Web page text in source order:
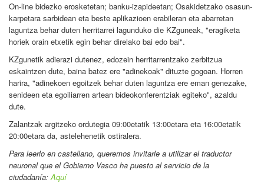
On-line bidezko erosketetan; banku-izapideetan; Osakidetzako osasun-
karpetara sarbidean eta beste aplikazioen erabileran eta abarretan
laguntza behar duten herritarrei lagunduko die KZguneak, "eragiketa
horiek orain etxetik egin behar direlako bai edo bai".
KZgunetik adierazi dutenez, edozein herritarrentzako zerbitzua
eskaintzen dute, baina batez ere "adinekoak" dituzte gogoan. Horren
harira, "adinekoen egoitzek behar duten laguntza ere eman genezake,
senideen eta egoiliarren artean bideokonferentziak egiteko", azaldu
dute.
Zalantzak argitzeko ordutegia 09:00etatik 13:00etara eta 16:00etatik
20:00etara da, astelehenetik ostiralera.
Para leerlo en castellano, queremos invitarle a utilizar el traductor
neuronal que el Gobierno Vasco ha puesto al servicio de la
ciudadanía:Aquí